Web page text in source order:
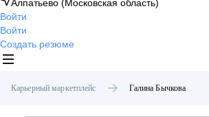
Алпатьево (Московская область)
Войти
Войти
Создать резюме
Карьерный маркетплейс Галина Бычкова